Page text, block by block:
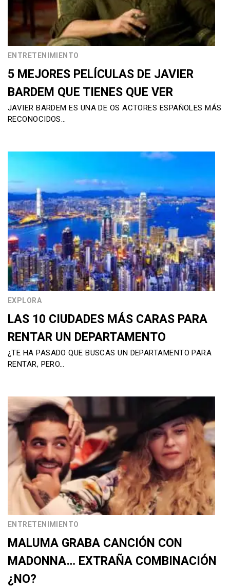
ENTRETENIMIENTO
5 MEJORES PELÍCULAS DE JAVIER
BARDEM QUE TIENES QUE VER
JAVIER BARDEM ES UNA DE OS ACTORES ESPAÑOLES MÁS
RECONOCIDOS…
EXPLORA
LAS 10 CIUDADES MÁS CARAS PARA
RENTAR UN DEPARTAMENTO
¿TE HA PASADO QUE BUSCAS UN DEPARTAMENTO PARA
RENTAR, PERO…
ENTRETENIMIENTO
MALUMA GRABA CANCIÓN CON
MADONNA… EXTRAÑA COMBINACIÓN
¿NO?